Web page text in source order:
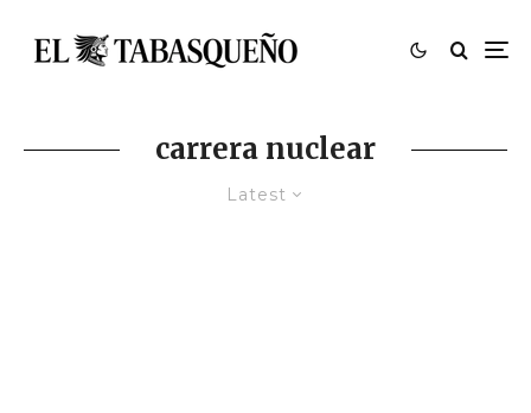
carrera nuclear
Latest